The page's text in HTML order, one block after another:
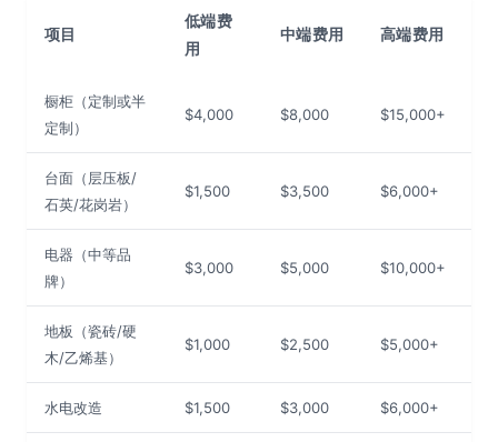
项目
低端费
用
中端费用 高端费用
橱柜（定制或半
定制）
$4,000 $8,000 $15,000+
台面（层压板/
石英/花岗岩）
$1,500 $3,500 $6,000+
电器（中等品
牌）
$3,000 $5,000 $10,000+
地板（瓷砖/硬
木/乙烯基）
$1,000 $2,500 $5,000+
水电改造 $1,500 $3,000 $6,000+